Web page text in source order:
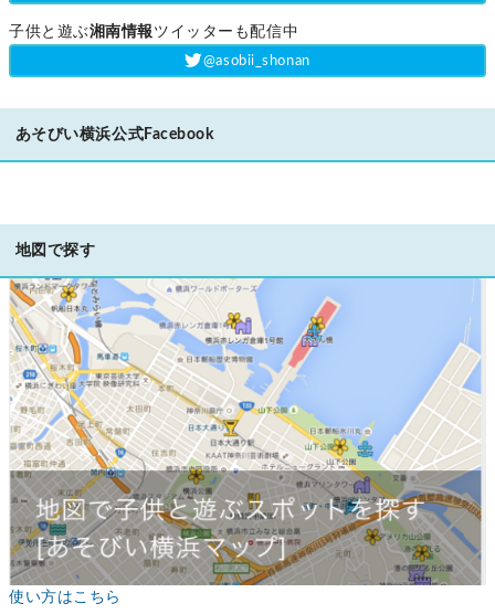
子供と遊ぶ湘南情報ツイッターも配信中
‎@asobii_shonan
あそびい横浜公式Facebook
地図で探す
使い方はこちら